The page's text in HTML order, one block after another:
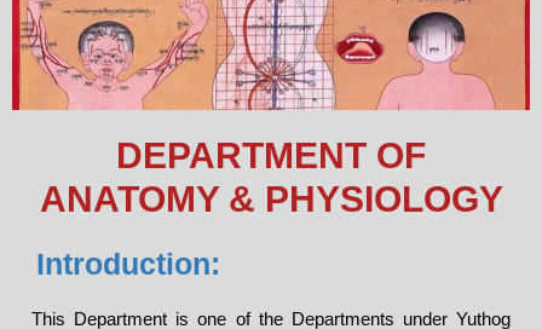
DEPARTMENT OF
ANATOMY & PHYSIOLOGY
Introduction:
This Department is one of the Departments under Yuthog